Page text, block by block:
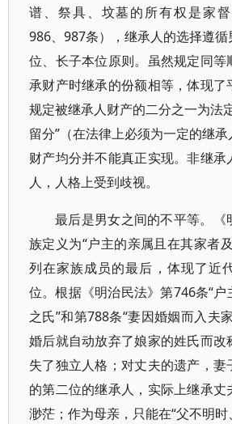
谱、祭具、坟墓的所有权是家
986、987条），继承人的选择遵
位、长子本位原则。虽然规定同等
承财产时继承的份额相等，体现了
规定被继承人财产的二分之一为法
留分”（在法律上必须为一定的继承
财产均分并不能真正实现。非继承
人，人格上受到歧视。
最后是男女之间的不平等。《
族定义为“户主的亲属且在其家者
列在家族成员的最后，体现了近
位。根据《明治民法》第746条“
之氏”和第788条“妻因婚姻而入夫
婚后就自动放弃了娘家的姓氏而改
失了独立人格；对丈夫的遗产，妻
的第二位的继承人，实际上继承丈
渺茫；作为母亲，只能在“父不明